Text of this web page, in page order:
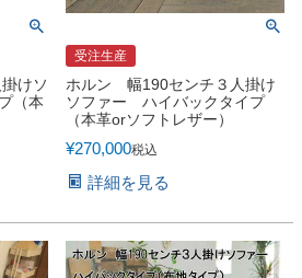
けソ
（本
受注生産
ホルン 幅190センチ３人掛け
ソファー ハイバックタイプ
（本革orソフトレザー）
¥270,000税込
詳細を見る